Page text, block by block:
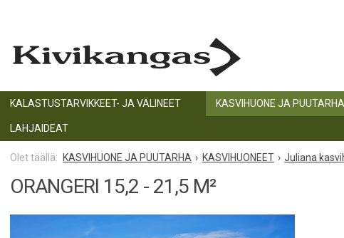
KALASTUSTARVIKKEET- JA VÄLINEET KASVIHUONE JA PUUTARHA
LAHJAIDEAT
KASVIHUONE JA PUUTARHA KASVIHUONEET Juliana
ORANGERI 15,2 - 21,5 M²